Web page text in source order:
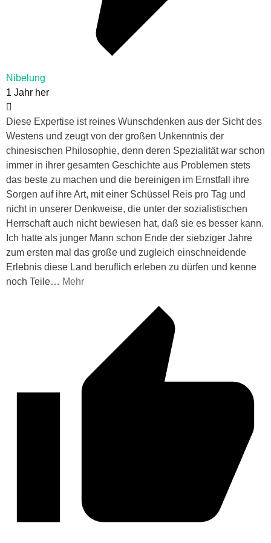
Nibelung
1 Jahr her
Diese Expertise ist reines Wunschdenken aus der Sicht des
Westens und zeugt von der großen Unkenntnis der
chinesischen Philosophie, denn deren Spezialität war schon
immer in ihrer gesamten Geschichte aus Problemen stets
das beste zu machen und die bereinigen im Ernstfall ihre
Sorgen auf ihre Art, mit einer Schüssel Reis pro Tag und
nicht in unserer Denkweise, die unter der sozialistischen
Herrschaft auch nicht bewiesen hat, daß sie es besser kann.
Ich hatte als junger Mann schon Ende der siebziger Jahre
zum ersten mal das große und zugleich einschneidende
Erlebnis diese Land beruflich erleben zu dürfen und kenne
noch Teile… Mehr